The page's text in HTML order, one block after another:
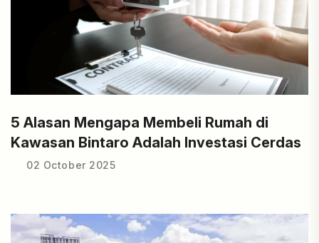
5 Alasan Mengapa Membeli Rumah di
Kawasan Bintaro Adalah Investasi Cerdas
02 October 2025